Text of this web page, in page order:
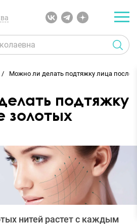
Можно ли делать подтяжку лица после
подтяжку
золотых
нитей растет с каждым